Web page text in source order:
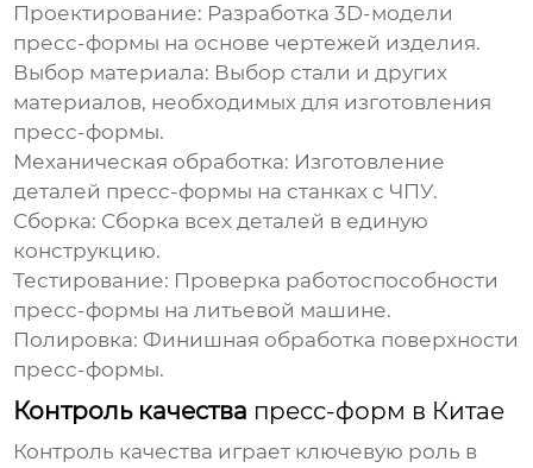
Проектирование: Разработка 3D-модели
пресс-формы на основе чертежей изделия.
Выбор материала: Выбор стали и других
материалов, необходимых для изготовления
пресс-формы.
Механическая обработка: Изготовление
деталей пресс-формы на станках с ЧПУ.
Сборка: Сборка всех деталей в единую
конструкцию.
Тестирование: Проверка работоспособности
пресс-формы на литьевой машине.
Полировка: Финишная обработка поверхности
пресс-формы.
Контроль качества пресс-форм в Китае
Контроль качества играет ключевую роль в